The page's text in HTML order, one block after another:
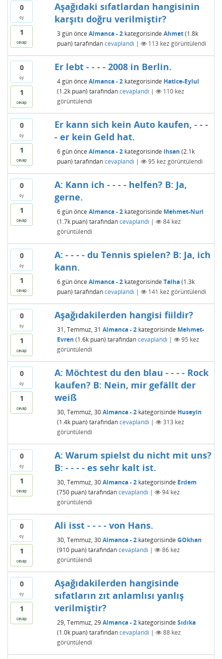
0
oy
1
cevap
Aşağıdaki sıfatlardan hangisinin
karşıtı doğru verilmiştir?
3 günönce Almanca - 2kategorisinde Ahmet (1.8k
puan) tarafından cevaplandı | 113 kez görüntülendi
0
oy
1
cevap
Er lebt - - - - 2008 in Berlin.
4 günönce Almanca - 2kategorisinde Hatice-Eylul
(1.2kpuan) tarafından cevaplandı | 110kez
görüntülendi
0
oy
1
cevap
Er kann sich kein Auto kaufen, - - -
- er kein Geld hat.
6 günönce Almanca - 2kategorisinde ihsan (2.1k
puan) tarafından cevaplandı | 95 kez görüntülendi
0
oy
1
cevap
A: Kann ich - - - - helfen? B: Ja,
gerne.
6 günönce Almanca - 2kategorisinde Mehmet-Nuri
(1.7kpuan) tarafından cevaplandı | 84kez
görüntülendi
0
oy
1
cevap
A: - - - - du Tennis spielen? B: Ja, ich
kann.
6 günönce Almanca - 2kategorisinde Talha (1.3k
puan) tarafından cevaplandı | 141 kez görüntülendi
0
oy
1
cevap
Aşağıdakilerden hangisi fiildir?
31, Temmuz, 31 Almanca - 2kategorisinde Mehmet-
Evren (1.6kpuan) tarafından cevaplandı | 95 kez
görüntülendi
0
oy
1
cevap
A: Möchtest du den blau - - - - Rock
kaufen? B: Nein, mir gefällt der
weiß
30, Temmuz, 30 Almanca - 2kategorisinde Huseyin
(1.4kpuan) tarafından cevaplandı | 313 kez
görüntülendi
0
oy
1
cevap
A: Warum spielst du nicht mit uns?
B: - - - - es sehr kalt ist.
30, Temmuz, 30 Almanca - 2kategorisinde Erdem
(750puan) tarafından cevaplandı | 94kez
görüntülendi
0
oy
1
cevap
Ali isst - - - - von Hans.
30, Temmuz, 30 Almanca - 2kategorisinde GOkhan
(910puan) tarafından cevaplandı | 86kez
görüntülendi
0
oy
1
cevap
Aşağıdakilerden hangisinde
sıfatların zıt anlamlısı yanlış
verilmiştir?
29, Temmuz, 29 Almanca - 2kategorisinde Sıdıka
(1.0kpuan) tarafından cevaplandı | 88kez
görüntülendi